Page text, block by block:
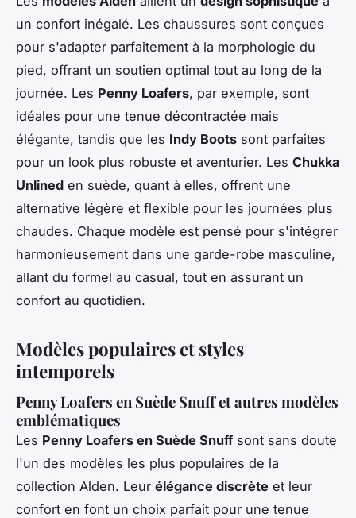
un confort inégalé. Les chaussures sont conçues
pour s'adapter parfaitement à la morphologie du
pied, offrant un soutien optimal tout au long de la
journée. Les Penny Loafers, par exemple, sont
idéales pour une tenue décontractée mais
élégante, tandis que les Indy Boots sont parfaites
pour un look plus robuste et aventurier. Les Chukka
Unlined en suède, quant à elles, offrent une
alternative légère et flexible pour les journées plus
chaudes. Chaque modèle est pensé pour s'intégrer
harmonieusement dans une garde-robe masculine,
allant du formel au casual, tout en assurant un
confort au quotidien.
Modèles populaires et styles
intemporels
Penny Loafers en Suède Snuff et autres modèles
emblématiques
Les Penny Loafers en Suède Snuffsont sans doute
l'un des modèles les plus populaires de la
collection Alden. Leur élégance discrète et leur
confort en font un choix parfait pour une tenue